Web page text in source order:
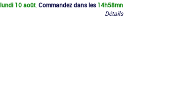
lundi 10 août Commandez dans les 14h58mn
Détails